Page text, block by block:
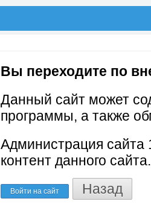
Вы переходите по
Данный сайт может
программы, а также
Администрация сайта
контент данного сайта.
Войти на сайт Назад